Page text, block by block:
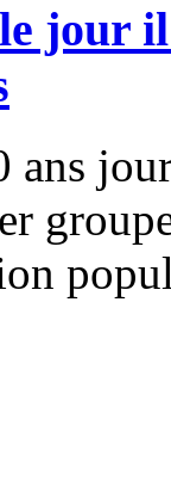
jour il
ans